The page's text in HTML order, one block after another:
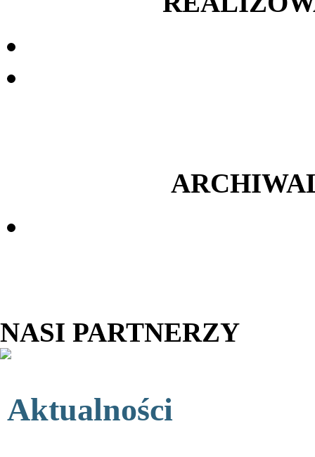
NASI PARTNERZY
Aktualności